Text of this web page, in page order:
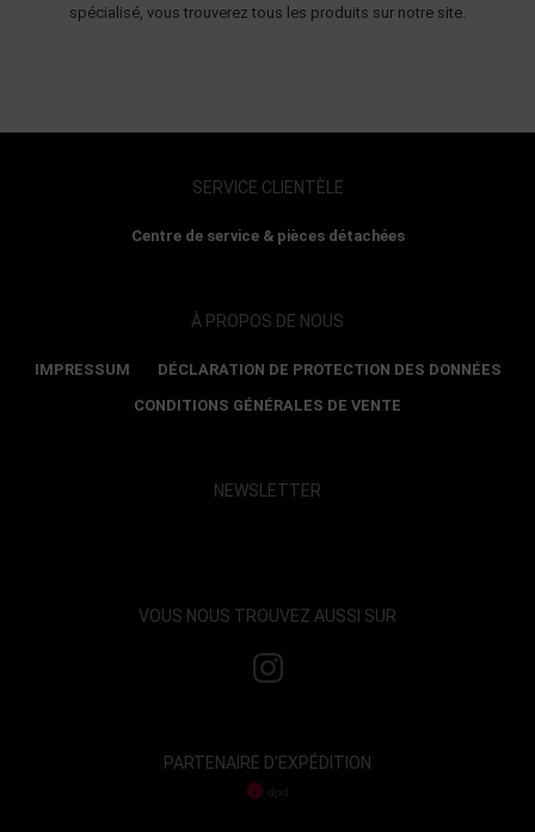
spécialisé, vous trouverez tous les produits sur notre site.
SERVICE CLIENTÈLE
Centre de service & pièces détachées
À PROPOS DE NOUS
IMPRESSUM
DÉCLARATION DE PROTECTION DES DONNÉES
CONDITIONS GÉNÉRALES DE VENTE
NEWSLETTER
VOUS NOUS TROUVEZ AUSSI SUR
PARTENAIRE D'EXPÉDITION